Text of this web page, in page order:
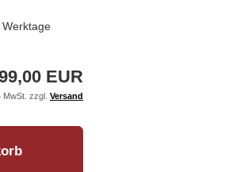
Werktage
EUR
MwSt. zzgl. Versand